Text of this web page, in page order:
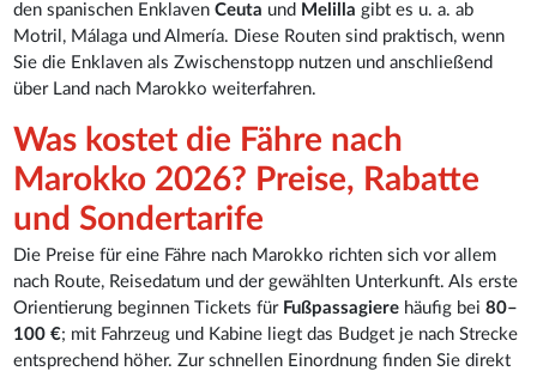
den spanischen EnklavenCeuta und Melilla gibt es u. a. ab
Motril, Málaga und Almería. Diese Routen sind praktisch, wenn
Sie die Enklaven als Zwischenstopp nutzen und anschließend
über Land nach Marokko weiterfahren.
Was kostet die Fähre nach
Marokko 2026? Preise, Rabatte
und Sondertarife
Die Preise für eine Fähre nach Marokko richten sich vor allem
nach Route, Reisedatum und der gewählten Unterkunft. Als erste
Orientierung beginnen Tickets für Fußpassagiere häufig bei80–
100 €; mit Fahrzeug und Kabine liegt das Budget je nach Strecke
entsprechend höher. Zur schnellen Einordnung finden Sie direkt